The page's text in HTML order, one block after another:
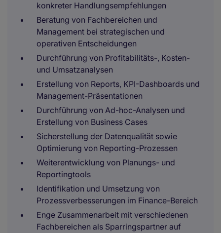
konkreter Handlungsempfehlungen
Beratung von Fachbereichen und
Management bei strategischen und
operativen Entscheidungen
Durchführung von Profitabilitäts-, Kosten-
und Umsatzanalysen
Erstellung von Reports, KPI-Dashboards und
Management-Präsentationen
Durchführung von Ad-hoc-Analysen und
Erstellung von Business Cases
Sicherstellung der Datenqualität sowie
Optimierung von Reporting-Prozessen
Weiterentwicklung von Planungs- und
Reportingtools
Identifikation und Umsetzung von
Prozessverbesserungen im Finance-Bereich
Enge Zusammenarbeit mit verschiedenen
Fachbereichen als Sparringspartner auf